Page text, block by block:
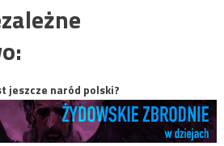
jeszcze naród polski?